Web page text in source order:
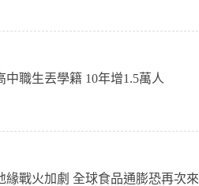
中職生丟學籍 10年增1.5萬人
緣戰火加劇 全球食品通膨恐再次來